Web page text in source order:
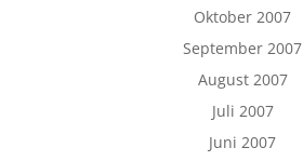
Oktober 2007
September 2007
August 2007
Juli 2007
Juni 2007